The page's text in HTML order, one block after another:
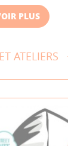
PLUS
ATELIERS